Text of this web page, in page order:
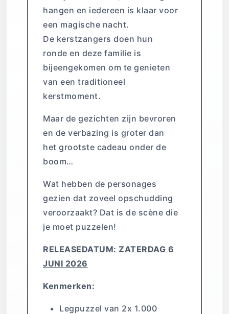
hangen en iedereen is klaar voor
een magische nacht.
De kerstzangers doen hun
ronde en deze familie is
bijeengekomen om te genieten
van een traditioneel
kerstmoment.
Maar de gezichten zijn bevroren
en de verbazing is groter dan
het grootste cadeau onder de
boom…
Wat hebben de personages
gezien dat zoveel opschudding
veroorzaakt? Dat is de scène die
je moet puzzelen!
RELEASEDATUM: ZATERDAG 6
JUNI 2026
Kenmerken:
Legpuzzel van 2x 1.000